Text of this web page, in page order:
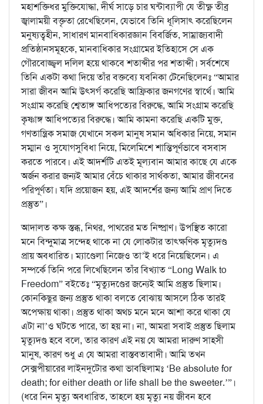
মহাশক্তিধর মুক্তিযোদ্ধা, দীর্ঘ সাড়ে চার ঘন্টাব্যাপী যে তীক্ষ্ণ তীব্র
জ্বালাময়ী বক্তৃতা রেখেছিলেন, যেভাবে তিনি ধূলিসাৎ করেছিলেন
মনুষ্যত্বহীন, সাধারণ মানবাধিকারজ্ঞান বিবর্জিত, সাম্রাজ্যবাদী
প্রতিষ্ঠানসমূহকে, মানবাধিকার সংগ্রামের ইতিহাসে সে এক
গৌরবোজ্জ্বল দলিল হয়ে থাকবে শতাব্দীর পর শতাব্দী। সর্বশেষে
তিনি একটা কথা দিয়ে তাঁর বক্তব্যে যবনিকা টেনেছিলেনঃ “আমার
সারা জীবন আমি উৎসর্গ করেছি আফ্রিকার জনগণের স্বার্থে। আমি
সংগ্রাম করেছি শ্বেতাঙ্গ আধিপত্যের বিরুদ্ধে, আমি সংগ্রাম করেছি
কৃষ্ণাঙ্গ আধিপত্যের বিরুদ্ধে। আমি কামনা করেছি একটি মুক্ত,
গণতান্ত্রিক সমাজ যেখানে সকল মানুষ সমান অধিকার নিয়ে, সমান
সম্মান ও সুযোগসুবিধা নিয়ে, মিলেমিশে শান্তিপূর্ণভাবে বসবাস
করতে পারবে। এই আদর্শটি এতই মূল্যবান আমার কাছে যে একে
অর্জন করার জন্যই আমার বেঁচে থাকার সার্থকতা, আমার জীবনের
পরিপূর্ণতা। যদি প্রয়োজন হয়, এই আদর্শের জন্য আমি প্রাণ দিতে
প্রস্তুত”।
আদালত কক্ষ স্তব্ধ, নিথর, পাথরের মত নিষ্প্রাণ। উপস্থিত কারো
মনে বিন্দুমাত্র সন্দেহ থাকে না যে লোকটার তাৎক্ষণিক মৃত্যুদণ্ড
প্রায় অবধারিত। ম্যাণ্ডেলা নিজেও তা’ই ধরে নিয়েছিলেন। এ
সম্পর্কে তিনি পরে লিখেছিলেন তাঁর বিখ্যাত “Long Walk to
Freedom” বইতেঃ “মৃত্যুদণ্ডের জন্যেই আমি প্রস্তুত ছিলাম।
কোনকিছুর জন্য প্রস্তুত থাকা বলতে বোঝায় আসলে ঠিক তারই
অপেক্ষায় থাকা। প্রস্তুত থাকা অথচ মনে মনে আশা করে থাকা যে
এটা না’ও ঘটতে পারে, তা হয় না। না, আমরা সবাই প্রস্তুত ছিলাম
মৃত্যুদণ্ড হবে বলে, তার কারণ এই নয় যে আমরা দারুণ সাহসী
মানুষ, কারণ শুধু এ যে আমরা বাস্তবতাবাদী। আমি তখন
সেক্সপীয়ারের লাইনদুটোর কথা ভাবছিলামঃ ‘Be absolute for
death; for either death or life shall be the sweeter.’”।
(ধরে নিন মৃত্যু অবধারিত, তাহলে হয় মৃত্যু নয় জীবন হবে